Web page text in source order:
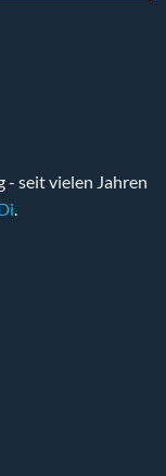
- seit vielen Jahren
.